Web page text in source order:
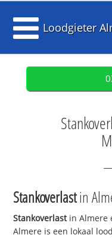
Loodgieter
Stankoverlastin
Stankoverlastin Almere
Almere is een lokaal